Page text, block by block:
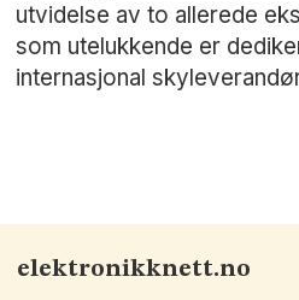
utvidelse av to allerede
som utelukkende er
internasjonal
elektronikknett.no